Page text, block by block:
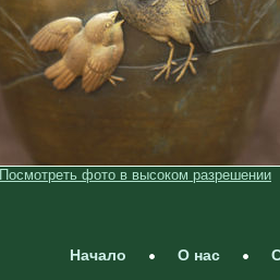
Посмотреть фото в высоком разрешении
Начало О нас